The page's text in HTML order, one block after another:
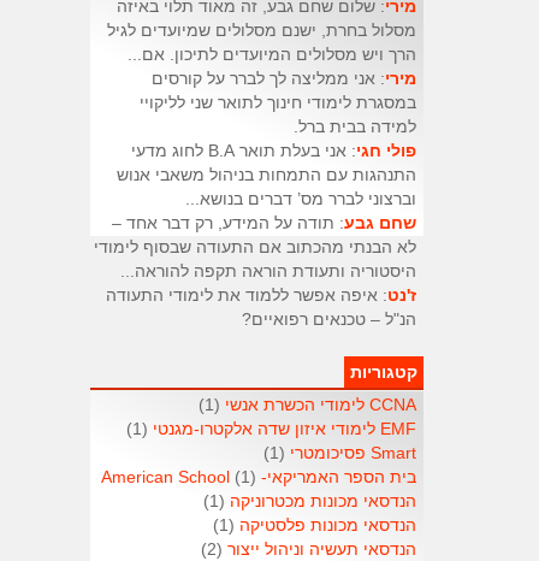
מירי: שלום שחם גבע, זה מאוד תלוי באיזה
מסלול בחרת, ישנם מסלולים שמיועדים לגיל
הרך ויש מסלולים המיועדים לתיכון. אם...
מירי: אני ממליצה לך לברר על קורסים
במסגרת לימודי חינוך לתואר שני לליקויי
למידה בבית ברל.
פולי חגי
: אני בעלת תואר B.A לחוג מדעי
התנהגות עם התמחות בניהול משאבי אנוש
וברצוני לברר מס’ דברים בנושא...
שחם גבע: תודה על המידע, רק דבר אחד –
לא הבנתי מהכתוב אם התעודה שבסוף לימודי
היסטוריה ותעודת הוראה תקפה להוראה...
ז'נט: איפה אפשר ללמוד את לימודי התעודה
הנ"ל – טכנאים רפואיים?
קטגוריות
CCNA לימודי הכשרת אנשי
(1)
EMF לימודי איזון שדה אלקטרו-מגנטי
(1)
Smart פסיכומטרי
(1)
בית הספר האמריקאי- American School (1)
הנדסאי מכונות מכטרוניקה (1)
הנדסאי מכונות פלסטיקה (1)
הנדסאי תעשיה וניהול ייצור (2)